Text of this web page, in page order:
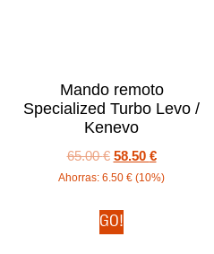
Mando remoto
Specialized Turbo Levo /
Kenevo
65.00€ 58.50 €
Ahorras: 6.50 € (10%)
GO!